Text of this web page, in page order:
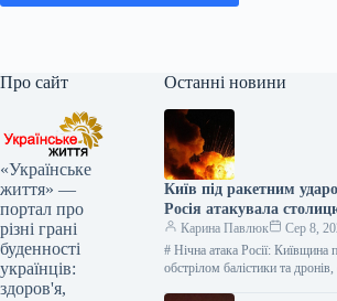
Про сайт
«Українське
життя» —
портал про
різні грані
буденності
українців:
здоров'я,
Останні новини
Київ під ракетним
Росія атакувала
область, є жертви —
найсвіжіші подробиці
Карина Павлюк
Сер 8,
# Нічна атака Росії: Київщина
обстрілом балістики та дронів,